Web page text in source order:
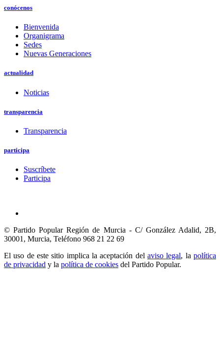
conócenos
Bienvenida
Organigrama
Sedes
Nuevas Generaciones
actualidad
Noticias
transparencia
Transparencia
participa
Suscríbete
Participa
© Partido Popular Región de Murcia - C/ González Adalid, 2B,
30001, Murcia, Teléfono 968 21 22 69
El uso de este sitio implica la aceptación del aviso legal, lapolítica
de privacidad y la política de cookies del Partido Popular.